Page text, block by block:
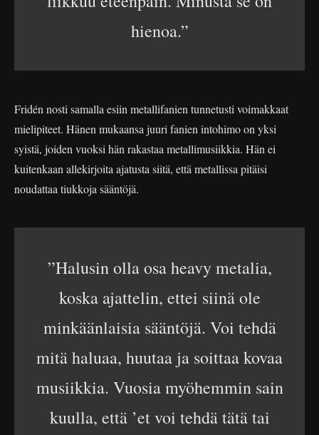
hienoa.”
Fridén nosti samalla esiin metallifanien tunnetusti voimakkaat
mielipiteet. Hänen mukaansa juuri fanien intohimo on yksi
syistä, joiden vuoksi hän rakastaa metallimusiikkia. Hän ei
kuitenkaan allekirjoita ajatusta siitä, että metallissa pitäisi
noudattaa tiukkoja sääntöjä.
”Halusin olla osa heavy metalia,
koska ajattelin, ettei siinä ole
minkäänlaisia sääntöjä. Voi tehdä
mitä haluaa, huutaa ja soittaa kovaa
musiikkia. Vuosia myöhemmin sain
kuulla, että ’et voi tehdä tätä tai